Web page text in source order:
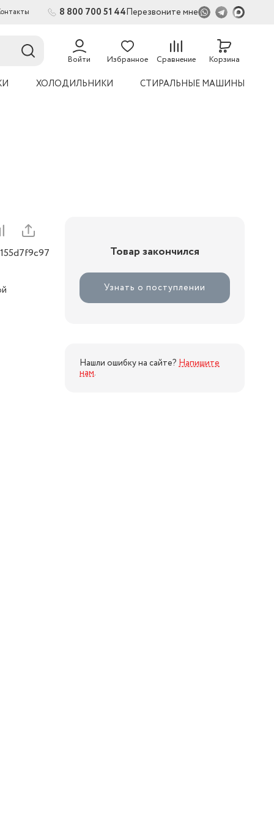
8 800 700 51 44Перезвоните мне
Войти Избранное Сравнение
54
Корзина
ХОЛОДИЛЬНИКИ СТИРАЛЬНЫЕ МАШИНЫ
Товар закончился
Узнать о поступлении
Нашли ошибку на сайте? Напишите
нам.